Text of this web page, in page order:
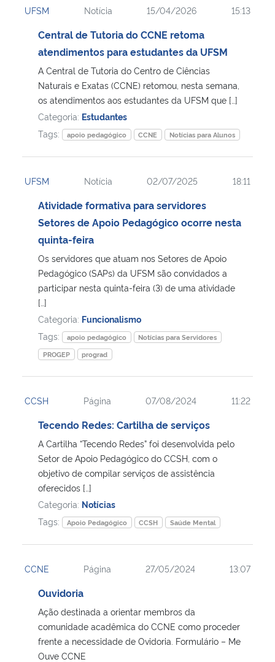
Ministério da Cidadania
Ministério de Minas e Energia
Ministério do Meio Ambiente
Ministério do Desenvolvimento Regional
Controladoria-Geral da União
Ministério da Mulher, da Família e dos Direitos Humanos
Secretaria-Geral
Secretaria de Governo
Advocacia-Geral da União
UFSM Notícia 15/04/2026 15:13
Central de Tutoria do CCNE retoma
atendimentos para estudantes da UFSM
A Central de Tutoria do Centro de Ciências
Naturais e Exatas (CCNE) retomou, nesta semana,
os atendimentos aos estudantes da UFSM que […]
Categoria: Estudantes
Tags:
apoio pedagógico CCNE Notícias para Alunos
UFSM Notícia 02/07/2025 18:11
Atividade formativa para servidores
Setores de Apoio Pedagógico ocorre nesta
quinta-feira
Os servidores que atuam nos Setores de Apoio
Pedagógico (SAPs) da UFSM são convidados a
participar nesta quinta-feira (3) de uma atividade
[…]
Categoria: Funcionalismo
Tags:
apoio pedagógico
Notícias para Servidores
PROGEP
prograd
CCSH Página 07/08/2024 11:22
Tecendo Redes: Cartilha de serviços
A Cartilha “Tecendo Redes” foi desenvolvida pelo
Setor de Apoio Pedagógico do CCSH, com o
objetivo de compilar serviços de assistência
oferecidos […]
Categoria: Notícias
Tags:
Apoio Pedagógico CCSH Saúde Mental
CCNE Página 27/05/2024 13:07
Ouvidoria
Ação destinada a orientar membros da
comunidade acadêmica do CCNE como proceder
frente a necessidade de Ovidoria. Formulário – Me
Ouve CCNE